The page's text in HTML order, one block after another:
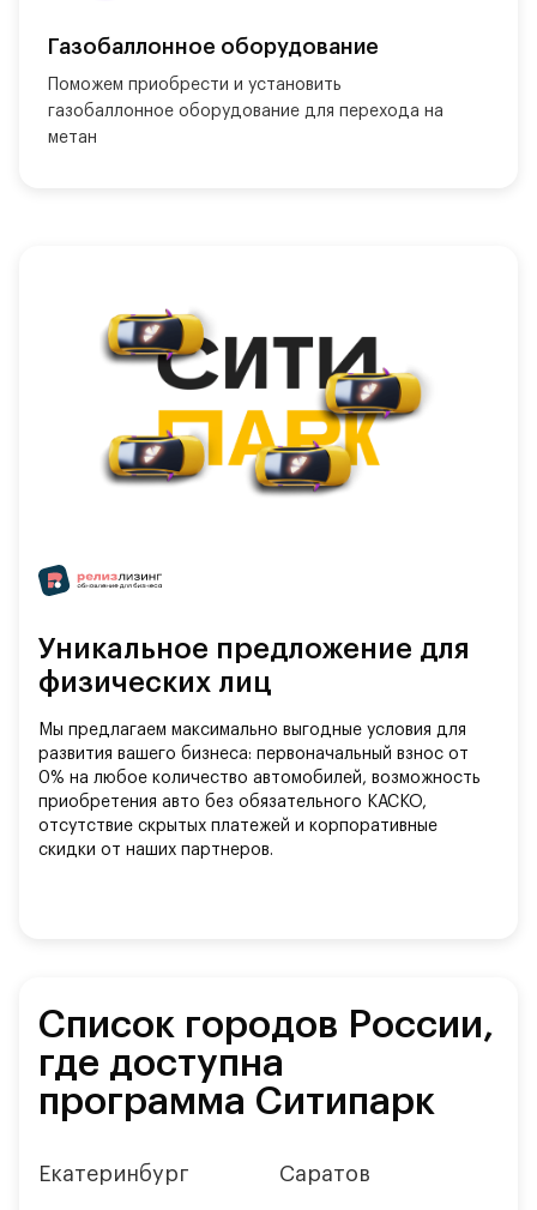
Газобаллонное оборудование
Поможем приобрести и установить
газобаллонное оборудование для перехода на
метан
Уникальное предложение для
физических лиц
Мы предлагаем максимально выгодные условия для
развития вашего бизнеса: первоначальный взнос от
0% на любое количество автомобилей, возможность
приобретения авто без обязательного КАСКО,
отсутствие скрытых платежей и корпоративные
скидки от наших партнеров.
Список городов России,
где доступна
программа Ситипарк
Екатеринбург Саратов